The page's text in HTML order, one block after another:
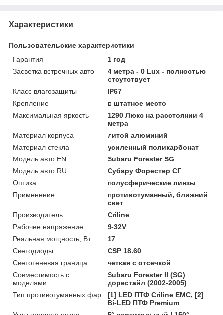
Характеристики
Пользовательские характеристики
Гарантия
1 год
Засветка встречных авто
4 метра - 0 Lux - полностью
отсутствует
Класс влагозащиты
IP67
Крепление
в штатное место
Максимальная яркость
1290 Люкс на расстоянии 4
метра
Материал корпуса
литой алюминий
Материал стекла
усиленный поликарбонат
Модель авто EN
Subaru Forester SG
Модель авто RU
Субару Форестер СГ
Оптика
полусферические линзы
Применение
противотуманный, ближний
свет
Производитель
Criline
Рабочее напряжение
9-32V
Реальная мощность, Вт
17
Светодиоды
CSP 18.60
Светотеневая граница
четкая с отсечкой
Совместимость с
моделями
Subaru Forester II (SG)
дорестайл (2002-2005)
Тип противотуманных фар
[1] LED ПТФ Crilinе EMC, [2]
Bi-LED ПТФ Premium